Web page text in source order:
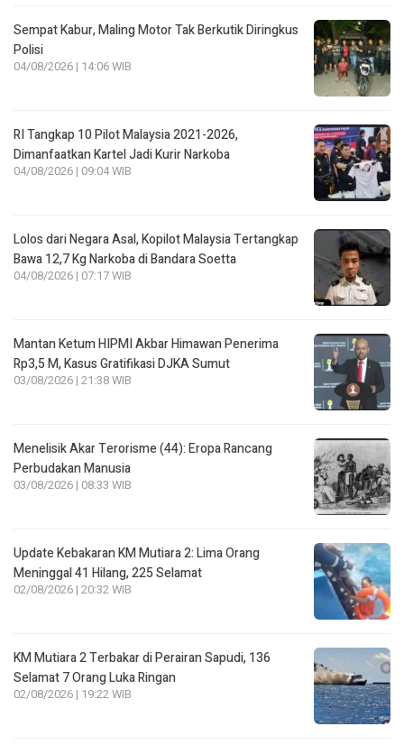
Sempat Kabur, Maling Motor Tak Berkutik Diringkus
Polisi
04/08/2026 | 14:06 WIB
RI Tangkap 10 Pilot Malaysia 2021-2026,
Dimanfaatkan Kartel Jadi Kurir Narkoba
04/08/2026 | 09:04 WIB
Lolos dari Negara Asal, Kopilot Malaysia Tertangkap
Bawa 12,7 Kg Narkoba di Bandara Soetta
04/08/2026 | 07:17 WIB
Mantan Ketum HIPMI Akbar Himawan Penerima
Rp3,5 M, Kasus Gratifikasi DJKA Sumut
03/08/2026 | 21:38 WIB
Menelisik Akar Terorisme (44): Eropa Rancang
Perbudakan Manusia
03/08/2026 | 08:33 WIB
Update Kebakaran KM Mutiara 2: Lima Orang
Meninggal 41 Hilang, 225 Selamat
02/08/2026 | 20:32 WIB
KM Mutiara 2 Terbakar di Perairan Sapudi, 136
Selamat 7 Orang Luka Ringan
02/08/2026 | 19:22 WIB